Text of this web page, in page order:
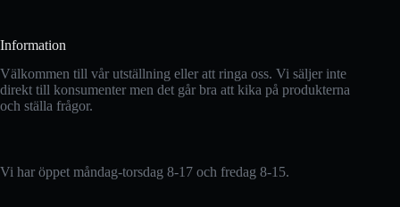
Information
Välkommen till vår utställning eller att ringa oss. Vi säljer inte
direkt till konsumenter men det går bra att kika på produkterna
och ställa frågor.
Vi har öppet måndag-torsdag 8-17 och fredag 8-15.